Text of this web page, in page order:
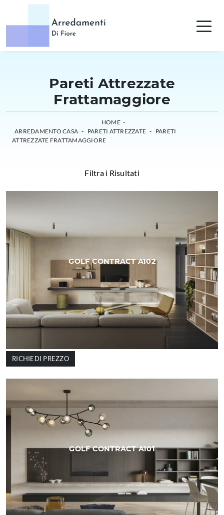
Pareti Attrezzate
Frattamaggiore
HOME -
ARREDAMENTO CASA - PARETI ATTREZZATE - PARETI
ATTREZZATE FRATTAMAGGIORE
Filtra i Risultati
GOLF CONTRACT A102
RICHIEDI PREZZO
GOLF CONTRACT A101